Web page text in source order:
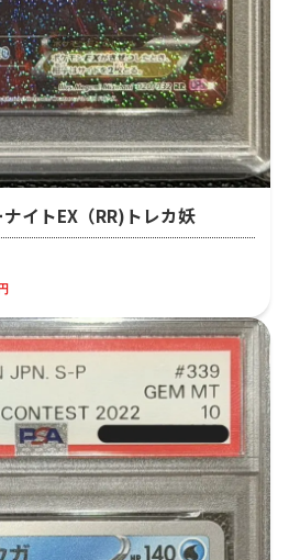
イトEX（RR)トレカ妖
円